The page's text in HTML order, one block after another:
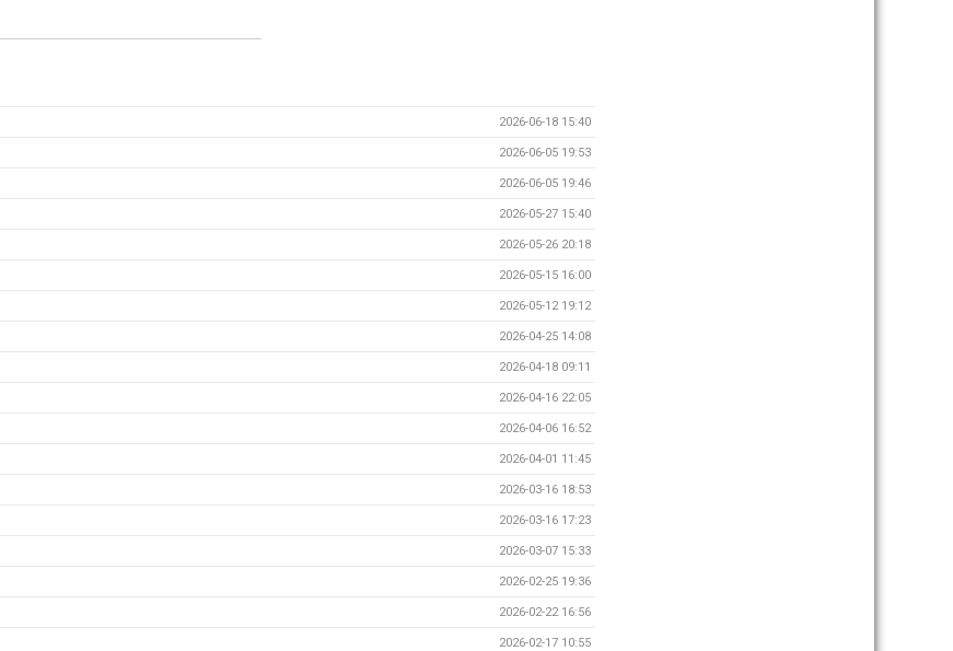
2026-06-18 15:40
2026-06-05 19:53
2026-06-05 19:46
2026-05-27 15:40
2026-05-26 20:18
2026-05-15 16:00
2026-05-12 19:12
2026-04-25 14:08
2026-04-18 09:11
2026-04-16 22:05
2026-04-06 16:52
2026-04-01 11:45
2026-03-16 18:53
2026-03-16 17:23
2026-03-07 15:33
2026-02-25 19:36
2026-02-22 16:56
2026-02-17 10:55